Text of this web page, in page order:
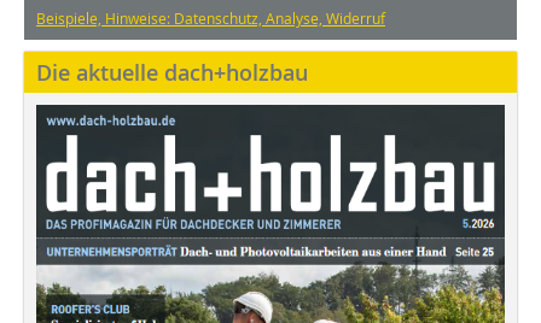
Beispiele, Hinweise: Datenschutz, Analyse, Widerruf
Die aktuelle dach+holzbau